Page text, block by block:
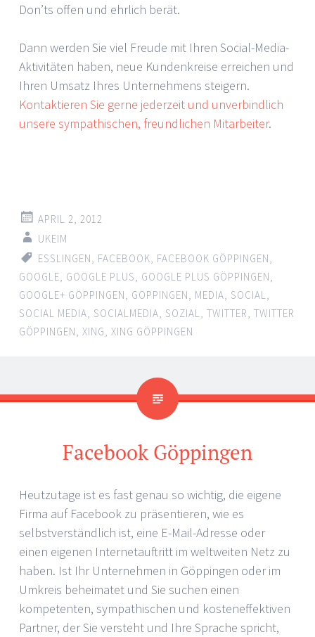
Don’ts offen und ehrlich berät.
Dann werden Sie viel Freude mit Ihren Social-Media-
Aktivitäten haben, neue Kundenkreise erreichen und
Ihren Umsatz Ihres Unternehmens steigern.
Kontaktieren Sie gerne jederzeit und unverbindlich
unsere sympathischen, freundlichen Mitarbeiter.
APRIL 2, 2012
UKEIM
ESSLINGEN
FACEBOOK FACEBOOK GÖPPINGEN
GOOGLE GOOGLE PLUS GOOGLE PLUS GÖPPINGEN
GOOGLE+ GÖPPINGEN
GÖPPINGEN MEDIA SOCIAL
SOCIAL MEDIA SOCIALMEDIA SOZIAL TWITTER TWITTER
GÖPPINGEN XING XING GÖPPINGEN
Facebook Göppingen
Heutzutage ist es fast genau so wichtig, die eigene
Firma auf Facebook zu präsentieren, wie es
selbstverständlich ist, eine E-Mail-Adresse oder
einen eigenen Internetauftritt im weltweiten Netz zu
haben. Ist Ihr Unternehmen in Göppingen oder im
Umkreis beheimatet und Sie suchen einen
kompetenten, sympathischen und kosteneffektiven
Partner, der Sie versteht und Ihre Sprache spricht,